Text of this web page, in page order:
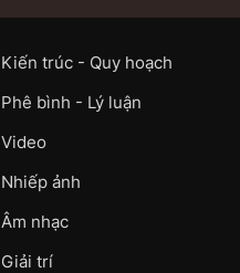
Kiến trúc - Quy hoạch
Phê bình - Lý luận
Video
Nhiếp ảnh
Âm nhạc
Giải trí